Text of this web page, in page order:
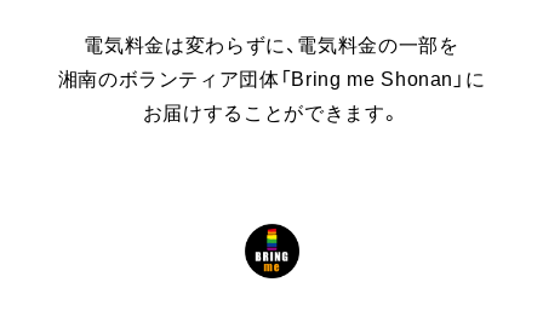
電気料金は変わらずに、電気料金の一部を
湘南のボランティア団体「Bring me Shonan」に
お届けすることができます。